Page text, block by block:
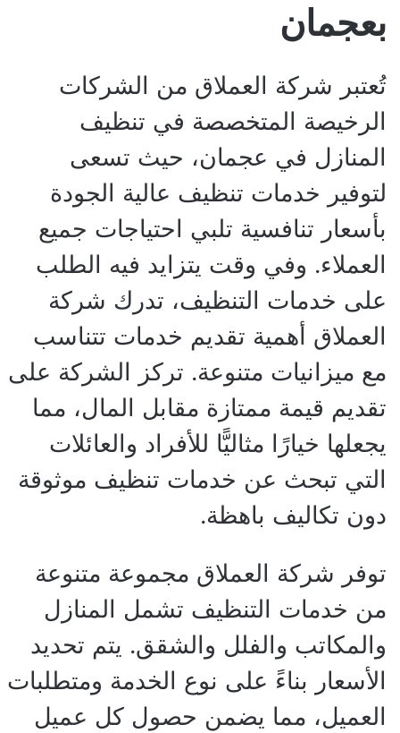
بعجمان
تُعتبر شركة العملاق من الشركات
الرخيصة المتخصصة في تنظيف
المنازل في عجمان، حيث تسعى
لتوفير خدمات تنظيف عالية الجودة
بأسعار تنافسية تلبي احتياجات جميع
العملاء. وفي وقت يتزايد فيه الطلب
على خدمات التنظيف، تدرك شركة
العملاق أهمية تقديم خدمات تتناسب
مع ميزانيات متنوعة. تركز الشركة على
تقديم قيمة ممتازة مقابل المال، مما
يجعلها خيارًا مثاليًّا للأفراد والعائلات
التي تبحث عن خدمات تنظيف موثوقة
دون تكاليف باهظة.
توفر شركة العملاق مجموعة متنوعة
من خدمات التنظيف تشمل المنازل
والمكاتب والفلل والشقق. يتم تحديد
الأسعار بناءً على نوع الخدمة ومتطلبات
العميل، مما يضمن حصول كل عميل